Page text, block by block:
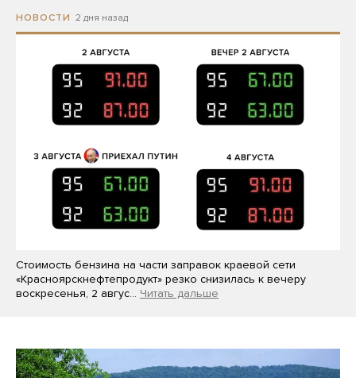
НОВОСТИ 2 дня назад
Стоимость бензина на части заправок краевой сети
«Красноярскнефтепродукт» резко снизилась к вечеру
воскресенья, 2 авгус… Читать дальше